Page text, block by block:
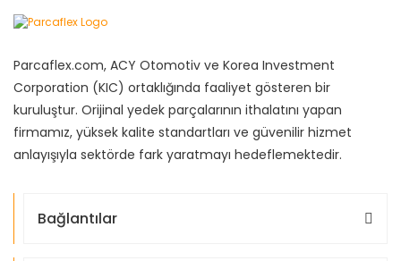
Parcaflex.com, ACY Otomotiv ve Korea Investment
Corporation (KIC) ortaklığında faaliyet gösteren bir
kuruluştur. Orijinal yedek parçalarının ithalatını yapan
firmamız, yüksek kalite standartları ve güvenilir hizmet
anlayışıyla sektörde fark yaratmayı hedeflemektedir.
Bağlantılar